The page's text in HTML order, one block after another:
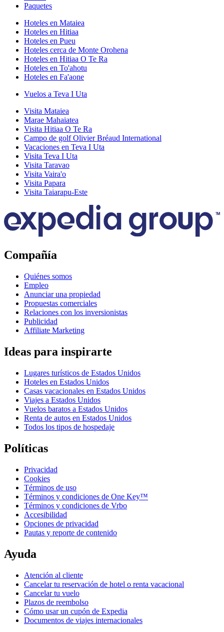
Paquetes
Hoteles en Mataiea
Hoteles en Hitiaa
Hoteles en Pueu
Hoteles cerca de Monte Orohena
Hoteles en Hitiaa O Te Ra
Hoteles en To'ahotu
Hoteles en Fa'aone
Vuelos a Teva I Uta
Visita Mataiea
Marae Mahaiatea
Visita Hitiaa O Te Ra
Campo de golf Olivier Bréaud International
Vacaciones en Teva I Uta
Visita Teva I Uta
Visita Taravao
Visita Vaira'o
Visita Papara
Visita Taiarapu-Este
Compañía
Quiénes somos
Empleo
Anunciar una propiedad
Propuestas comerciales
Relaciones con los inversionistas
Publicidad
Affiliate Marketing
Ideas para inspirarte
Lugares turísticos de Estados Unidos
Hoteles en Estados Unidos
Casas vacacionales en Estados Unidos
Viajes a Estados Unidos
Vuelos baratos a Estados Unidos
Renta de autos en Estados Unidos
Todos los tipos de hospedaje
Políticas
Privacidad
Cookies
Términos de uso
Términos y condiciones de One Key™
Términos y condiciones de Vrbo
Accesibilidad
Opciones de privacidad
Pautas y reporte de contenido
Ayuda
Atención al cliente
Cancelar tu reservación de hotel o renta vacacional
Cancelar tu vuelo
Plazos de reembolso
Cómo usar un cupón de Expedia
Documentos de viajes internacionales